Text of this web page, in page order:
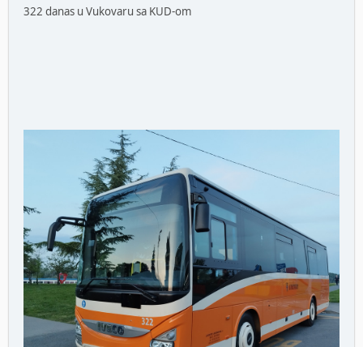
322 danas u Vukovaru sa KUD-om